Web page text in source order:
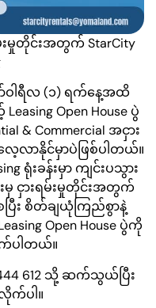
းမှုတိုင်းအတွက် StarCity
ာ်ဝါရီလ (၁) ရက်နေ့အထိ
Open House ပွဲ
& Commercial အငှား
ာနိုင်မှာပဲဖြစ်ပါတယ်။
ရုံးခန်းမှာ ကျင်းပသွား
းမှ ငှားရမ်းမှုတိုင်းအတွက်
ြီး စိတ်ချယုံကြည်စွာနဲ့
Open House ပွဲကို
ပါတယ်။
612 သို့ ဆက်သွယ်ပြီး
က်ပါ။